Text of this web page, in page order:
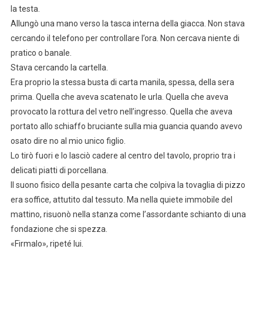
la testa.
Allungò una mano verso la tasca interna della giacca. Non stava
cercando il telefono per controllare l’ora. Non cercava niente di
pratico o banale.
Stava cercando la cartella.
Era proprio la stessa busta di carta manila, spessa, della sera
prima. Quella che aveva scatenato le urla. Quella che aveva
provocato la rottura del vetro nell’ingresso. Quella che aveva
portato allo schiaffo bruciante sulla mia guancia quando avevo
osato dire no al mio unico figlio.
Lo tirò fuori e lo lasciò cadere al centro del tavolo, proprio tra i
delicati piatti di porcellana.
Il suono fisico della pesante carta che colpiva la tovaglia di pizzo
era soffice, attutito dal tessuto. Ma nella quiete immobile del
mattino, risuonò nella stanza come l’assordante schianto di una
fondazione che si spezza.
«Firmalo», ripeté lui.